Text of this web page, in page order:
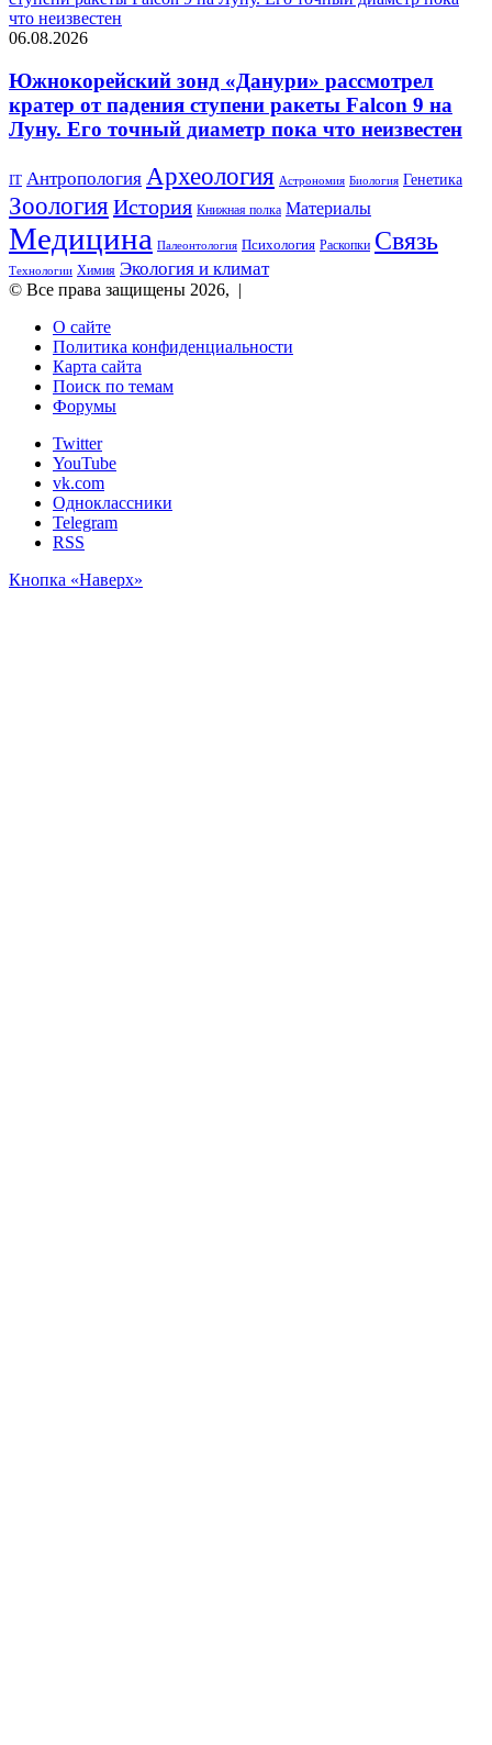
что неизвестен
06.08.2026
Южнокорейский зонд «Данури» рассмотрел
кратер от падения ступени ракеты Falcon 9 на
Луну. Его точный диаметр пока что неизвестен
IT Антропология Археология Астрономия Биология Генетика
Зоология История Книжная полка Материалы
Медицина Палеонтология Психология Раскопки Связь
Технологии Химия Экология и климат
© Все права защищены 2026, |
О сайте
Политика конфиденциальности
Карта сайта
Поиск по темам
Форумы
Twitter
YouTube
vk.com
Одноклассники
Telegram
RSS
Кнопка «Наверх»